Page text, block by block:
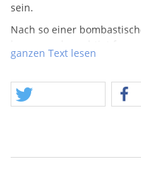
sein.
Nach so einer
kann man berechtigt
Nachschlag gibt. Es gibt
Angebote der
auch nochmal einiges an
ganzen Text lesen